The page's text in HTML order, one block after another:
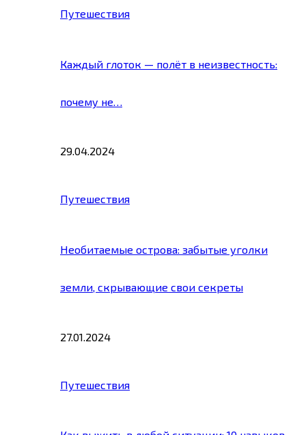
Путешествия
Каждый глоток — полёт в неизвестность:
почему не…
29.04.2024
Путешествия
Необитаемые острова: забытые уголки
земли, скрывающие свои секреты
27.01.2024
Путешествия